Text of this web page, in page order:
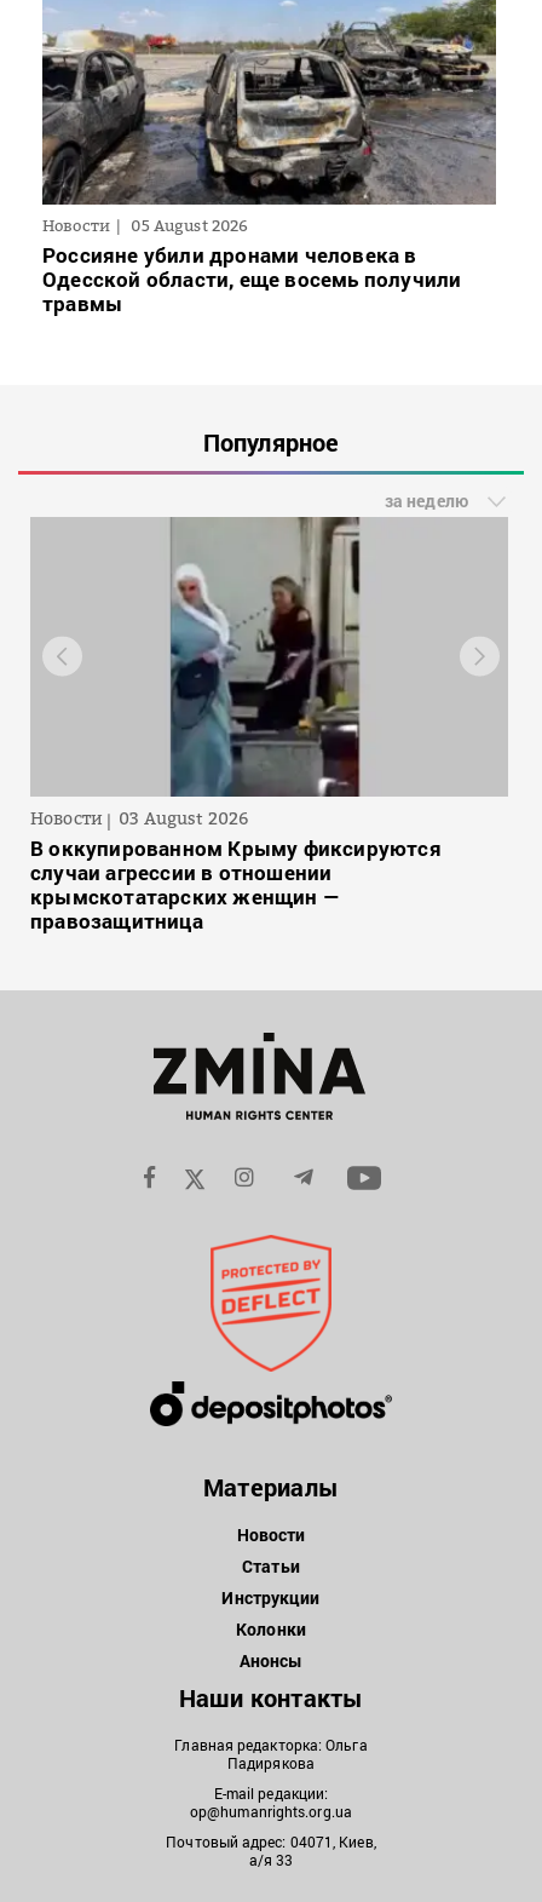
Новости 05 August 2026
Россияне убили дронами человека в
Одесской области, еще восемь получили
травмы
Популярное
за неделю
Новости 03 August 2026
В оккупированном Крыму фиксируются
случаи агрессии в отношении
крымскотатарских женщин —
правозащитница
Материалы
Новости
Статьи
Инструкции
Колонки
Анонсы
Наши контакты
Главная редакторка: Ольга
Падирякова
E-mail редакции:
op@humanrights.org.ua
Почтовый адрес: 04071, Киев,
а/я 33